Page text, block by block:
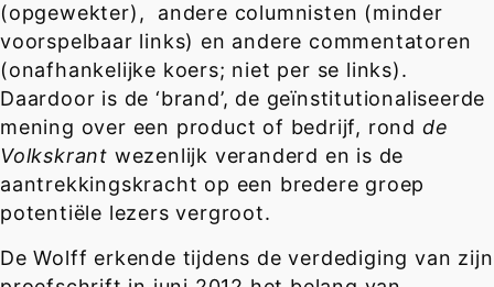
(opgewekter), andere columnisten (minder
voorspelbaar links) en andere commentatoren
(onafhankelijke koers; niet per se links).
Daardoor is de ‘brand’, de geïnstitutionaliseerde
mening over een product of bedrijf, rond de
Volkskrant wezenlijk veranderd en is de
aantrekkingskracht op een bredere groep
potentiële lezers vergroot.
De Wolff erkende tijdens de verdediging van zijn